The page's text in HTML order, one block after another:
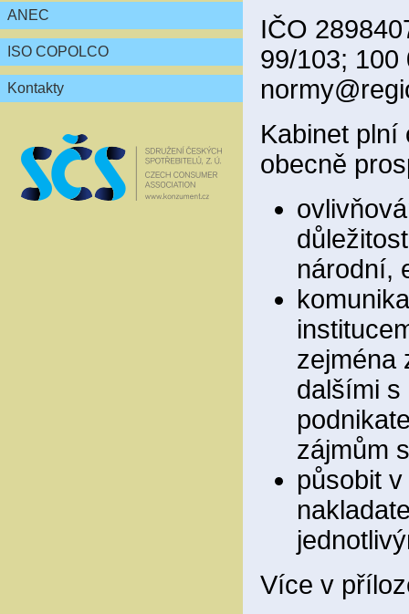
ANEC
ISO COPOLCO
Kontakty
IČO
99/103; 100
Kabinet plní
obecně
národní,
zejména
dalšími s
zájmům
působit
Více v